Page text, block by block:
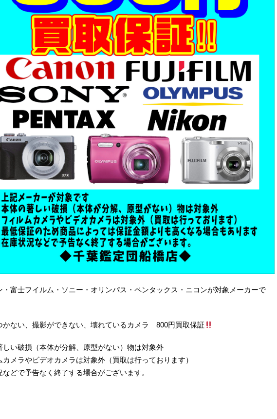
・富士フイルム・ソニー・オリンパス・ペンタックス・ニコンが対象メーカーで
かない、撮影ができない、壊れているカメラ 800円買取保証
しい破損（本体が分解、原型がない）物は対象外
カメラやビデオカメラは対象外（買取は行っております）
などで予告なく終了する場合がございます。